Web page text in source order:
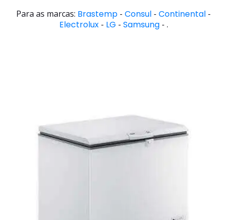
Para as marcas: Brastemp - Consul - Continental -
Electrolux- LG - Samsung- .